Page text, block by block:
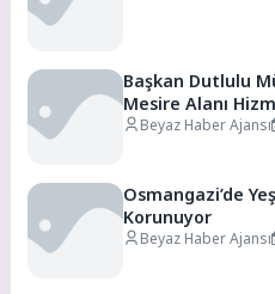
Başkan Dutlulu
Mesire Alanı
Beyaz Haber Ajansı
Osmangazi’de
Korunuyor
Beyaz Haber Ajansı